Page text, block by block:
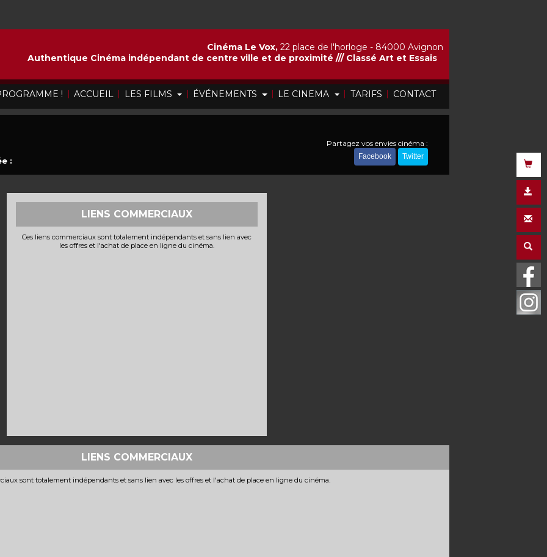
! | ACCUEIL | LES FILMS | ÉVÉNEMENTS | LE CINEMA | TARIFS | CONTACT
Cinéma Le Vox, 22 place de l'horloge - 84000 Avignon
Authentique Cinéma indépendant de centre ville et de proximité /// Classé Art et Essais
:
Partagez vos envies cinéma :
Facebook Twitter
LIENS COMMERCIAUX
Ces liens commerciaux sont totalement indépendants et sans lien avec
les offres et l'achat de place en ligne du cinéma.
LIENS COMMERCIAUX
sont totalement indépendants et sans lien avec les offres et l'achat de place en ligne du cinéma.